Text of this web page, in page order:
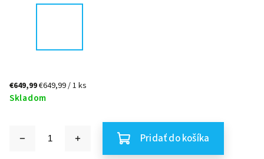
€649,99€649,99 / 1 ks
Skladom
Pridať do košíka